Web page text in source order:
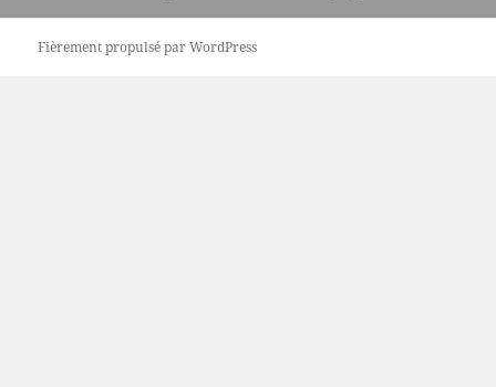
Fièrement propulsé par WordPress